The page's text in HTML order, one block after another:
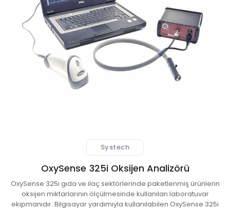
Atıksu Numune Alma Cihazları
Online Sistemleri
Validasyon Sistemleri
Kontrol Sistemleri
Atmosferi Test Cihazları
Systech
OxySense 325i Oksijen Analizörü
OxySense 325i gıda ve ilaç sektörlerinde paketlenmiş ürünlerin
oksijen miktarlarının ölçülmesinde kullanılan laboratuvar
ekipmanıdır. Bilgisayar yardımıyla kullanılabilen OxySense 325i